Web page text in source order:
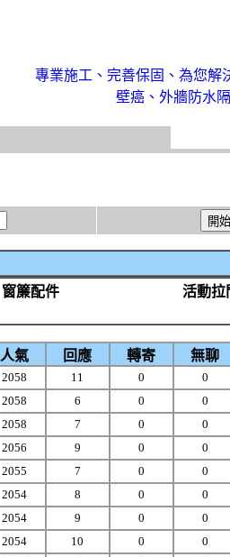
專業施工、完善保固、為您解
壁癌、外牆防水
窗簾配件
活動拉
人氣 回應 轉寄 無聊
2058 11 0 0
2058 6 0 0
2058 7 0 0
2056 9 0 0
2055 7 0 0
2054 8 0 0
2054 9 0 0
2054 10 0 0